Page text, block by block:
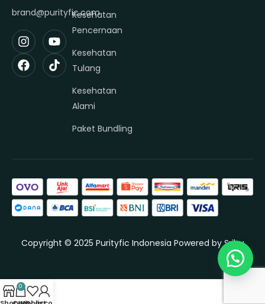
brand@purityfic.com
Kesehatan
Pencernaan
Kesehatan
Tulang
Kesehatan
Alami
Paket Bundling
Copyright © 2025 Purityfic Indonesia Powered bySribu
0